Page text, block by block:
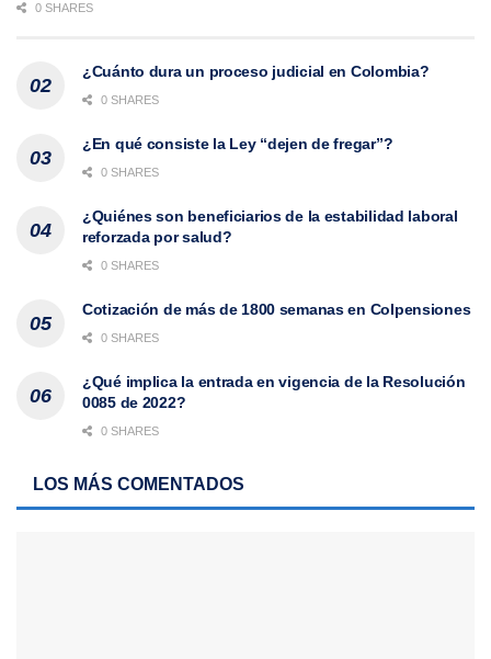
0 SHARES
¿Cuánto dura un proceso judicial en Colombia?
0 SHARES
¿En qué consiste la Ley “dejen de fregar”?
0 SHARES
¿Quiénes son beneficiarios de la estabilidad laboral
reforzada por salud?
0 SHARES
Cotización de más de 1800 semanas en Colpensiones
0 SHARES
¿Qué implica la entrada en vigencia de la Resolución
0085 de 2022?
0 SHARES
LOS MÁS COMENTADOS